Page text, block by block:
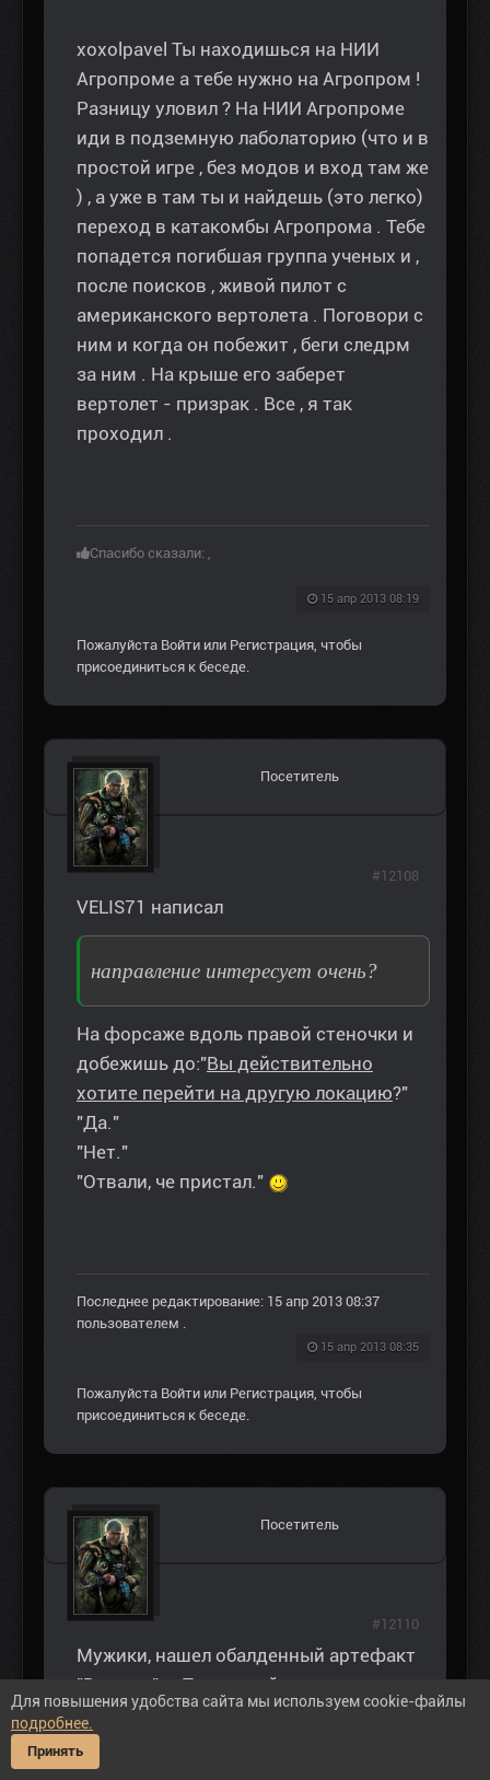
xoxolpavel Ты находишься на НИИ
Агропроме а тебе нужно на Агропром !
Разницу уловил ? На НИИ Агропроме
иди в подземную лаболаторию (что и в
простой игре , без модов и вход там же
) , а уже в там ты и найдешь (это легко)
переход в катакомбы Агропрома . Тебе
попадется погибшая группа ученых и ,
после поисков , живой пилот с
американского вертолета . Поговори с
ним и когда он побежит , беги следрм
за ним . На крыше его заберет
вертолет - призрак . Все , я так
проходил .
Спасибо сказали:
15 апр 2013 08:19
Пожалуйста Войти или Регистрация , чтобы
присоединиться к беседе.
Посетитель
VELIS71 написал
направление интересует очень?
На форсаже вдоль правой стеночки и
добежишь до:"Вы действительно
хотите перейти на другую локацию?"
"Да."
"Нет."
"Отвали, че пристал."
Последнее редактирование: 15 апр 2013 08:37
пользователем
15 апр 2013 08:35
#12108
Пожалуйста Войти или Регистрация , чтобы
присоединиться к беседе.
Посетитель
Мужики, нашел обалденный артефакт
"Вампир", в Покинутой деревне. см.
спойлер:
#12110
Для повышения удобства сайта мы используем cookie-файлы
подробнее.
Принять